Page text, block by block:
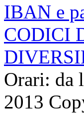
IBAN e
CODICI
Orari: da
2013